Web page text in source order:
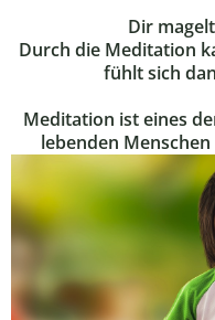
Dir
Durch die Meditation
fühlt sich
Meditation ist eines
lebenden